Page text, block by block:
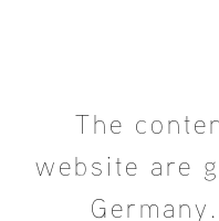
The
website are